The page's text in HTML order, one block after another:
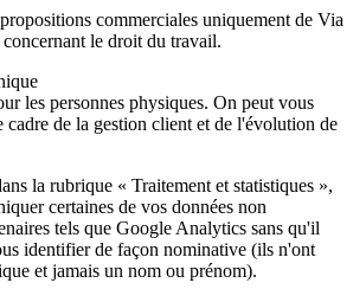
commerciales uniquement de Via
le droit du travail.
les personnes physiques. On peut vous
cadre de la gestion client et de l'évolution de
la rubrique « Traitement et statistiques »,
certaines de vos données non
tels que Google Analytics sans qu'il
identifier de façon nominative (ils n'ont
et jamais un nom ou prénom).